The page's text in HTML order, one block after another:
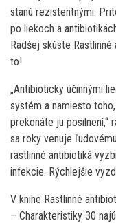
stanú rezistentnými.
po liekoch a
Radšej skúste
to!
„Antibioticky účinnými
systém a namiesto
prekonáte ju posilnení,“
sa roky venuje
rastlinné antibiotiká
infekcie. Rýchlejšie
V knihe Rastlinné
– Charakteristiky 30